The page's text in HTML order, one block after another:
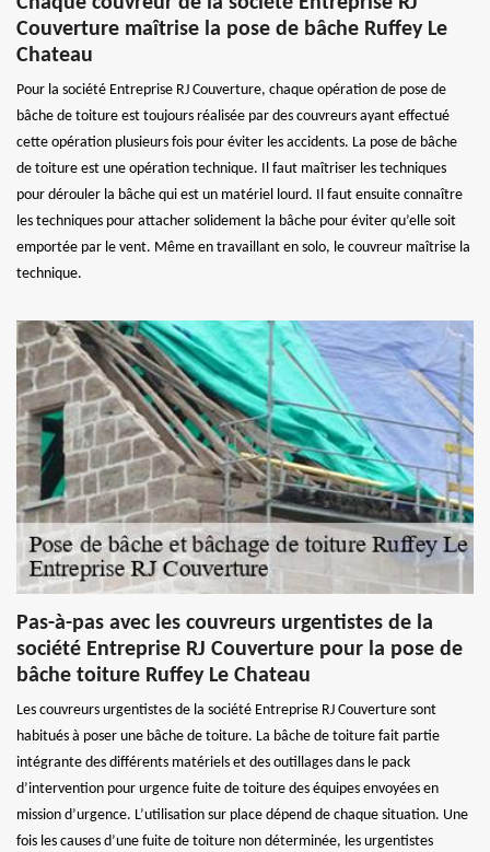
Couverture maîtrise la pose de bâche Ruffey Le
Chateau
Pour la société Entreprise RJ Couverture, chaque opération de pose de
bâche de toiture est toujours réalisée par des couvreurs ayant effectué
cette opération plusieurs fois pour éviter les accidents. La pose de bâche
de toiture est une opération technique. Il faut maîtriser les techniques
pour dérouler la bâche qui est un matériel lourd. Il faut ensuite connaître
les techniques pour attacher solidement la bâche pour éviter qu’elle soit
emportée par le vent. Même en travaillant en solo, le couvreur maîtrise la
technique.
Pas-à-pas avec les couvreurs urgentistes de la
société Entreprise RJ Couverture pour la pose de
bâche toiture Ruffey Le Chateau
Les couvreurs urgentistes de la société Entreprise RJ Couverture sont
habitués à poser une bâche de toiture. La bâche de toiture fait partie
intégrante des différents matériels et des outillages dans le pack
d’intervention pour urgence fuite de toiture des équipes envoyées en
mission d’urgence. L’utilisation sur place dépend de chaque situation. Une
fois les causes d’une fuite de toiture non déterminée, les urgentistes